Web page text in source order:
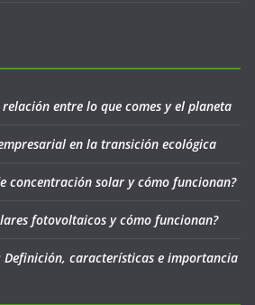
entre lo que comes y el planeta
en la transición ecológica
concentración solar y cómo funcionan?
fotovoltaicos y cómo funcionan?
Definición, características e importancia